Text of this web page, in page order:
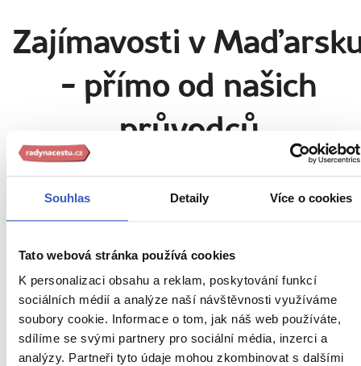
Souhlas Detaily Více o cookies
Tato webová stránka používá cookies
K personalizaci obsahu a reklam, poskytování funkcí
sociálních médií a analýze naší návštěvnosti využíváme
soubory cookie. Informace o tom, jak náš web používáte,
sdílíme se svými partnery pro sociální média, inzerci a
analýzy. Partneři tyto údaje mohou zkombinovat s dalšími
Zajímavosti v
- přímo od našich
průvodců
Víte, že...